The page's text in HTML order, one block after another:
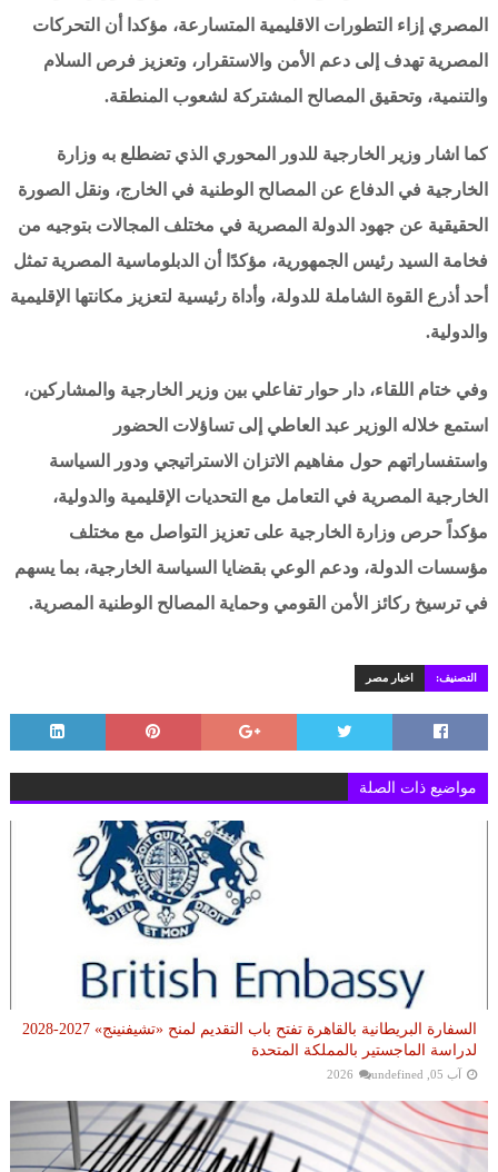
المصري إزاء التطورات الاقليمية المتسارعة، مؤكدا أن التحركات
المصرية تهدف إلى دعم الأمن والاستقرار، وتعزيز فرص السلام
والتنمية، وتحقيق المصالح المشتركة لشعوب المنطقة.
كما اشار وزير الخارجية للدور المحوري الذي تضطلع به وزارة
الخارجية في الدفاع عن المصالح الوطنية في الخارج، ونقل الصورة
الحقيقية عن جهود الدولة المصرية في مختلف المجالات بتوجيه من
فخامة السيد رئيس الجمهورية، مؤكدًا أن الدبلوماسية المصرية تمثل
أحد أذرع القوة الشاملة للدولة، وأداة رئيسية لتعزيز مكانتها الإقليمية
والدولية.
وفي ختام اللقاء، دار حوار تفاعلي بين وزير الخارجية والمشاركين،
استمع خلاله الوزير عبد العاطي إلى تساؤلات الحضور
واستفساراتهم حول مفاهيم الاتزان الاستراتيجي ودور السياسة
الخارجية المصرية في التعامل مع التحديات الإقليمية والدولية،
مؤكداً حرص وزارة الخارجية على تعزيز التواصل مع مختلف
مؤسسات الدولة، ودعم الوعي بقضايا السياسة الخارجية، بما يسهم
في ترسيخ ركائز الأمن القومي وحماية المصالح الوطنية المصرية.
التصنيف: اخبار مصر
مواضيع ذات الصلة
السفارة البريطانية بالقاهرة تفتح باب التقديم لمنح «تشيفنينج» 2027-2028
لدراسة الماجستير بالمملكة المتحدة
آب 05, 2026 undefined